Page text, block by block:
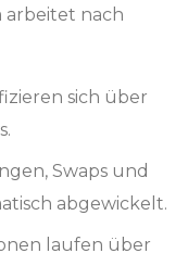
arbeitet nach
sich über
Swaps und
abgewickelt.
laufen über